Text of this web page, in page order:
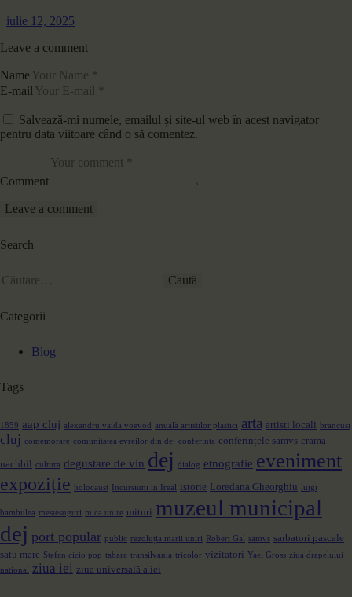
iulie 12, 2025
Leave a comment
Name
E-mail
Salvează-mi numele, emailul și site-ul web în acest navigator
pentru data viitoare când o să comentez.
Comment
Search
Categorii
Blog
Tags
1859 aap cluj alexandru vaida voevod anuală artistilor plastici arta artisti locali brancusi
cluj comemorare comunitatea evreilor din dej conferinta conferințele samvs crama
nachbil cultura degustare de vin dej dialog etnografie eveniment
expoziție holocaust Incursiuni in Ireal istorie Loredana Gheorghiu luigi
bambulea mestesuguri mica unire mituri muzeul municipal
dej port popular public rezoluția marii uniri Robert Gal samvs sarbatori pascale
satu mare Stefan cicio pop tabara transilvania tricolor vizitatori Yael Gross ziua drapelului
national
ziua iei ziua universală a iei